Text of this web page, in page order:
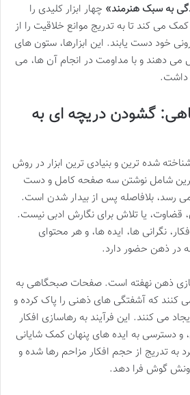
به سبک هنرمند» چهار ابزار کلیدی را
می کند تا به تدریج موانع خلاقیت را از
خود دست یابند. این ابزارها، ستون های
می دهند و با مداومت در انجام آن ها، می
داشت.
گشودن دریچه ای به
شده ترین و بنیادی ترین ابزار در روش
شامل نوشتن سه صفحه کامل و دست
رسد، بلافاصله پس از بیدار شدن است.
قضاوت، یا تلاش برای نگارش ادبی نیست.
نگرانی ها، ایده ها، و هر محتوای
در ذهن حضور دارد.
ذهن نهفته است. صفحات صبحگاهی به
کنند که آشفتگی های ذهنی را پاک کرده و
می کنند. این فرآیند به رهاسازی افکار
و دسترسی به ایده های پنهان کمک شایانی
به تدریج از حجم افکار مزاحم رها شده و
گوش فرا دهد.